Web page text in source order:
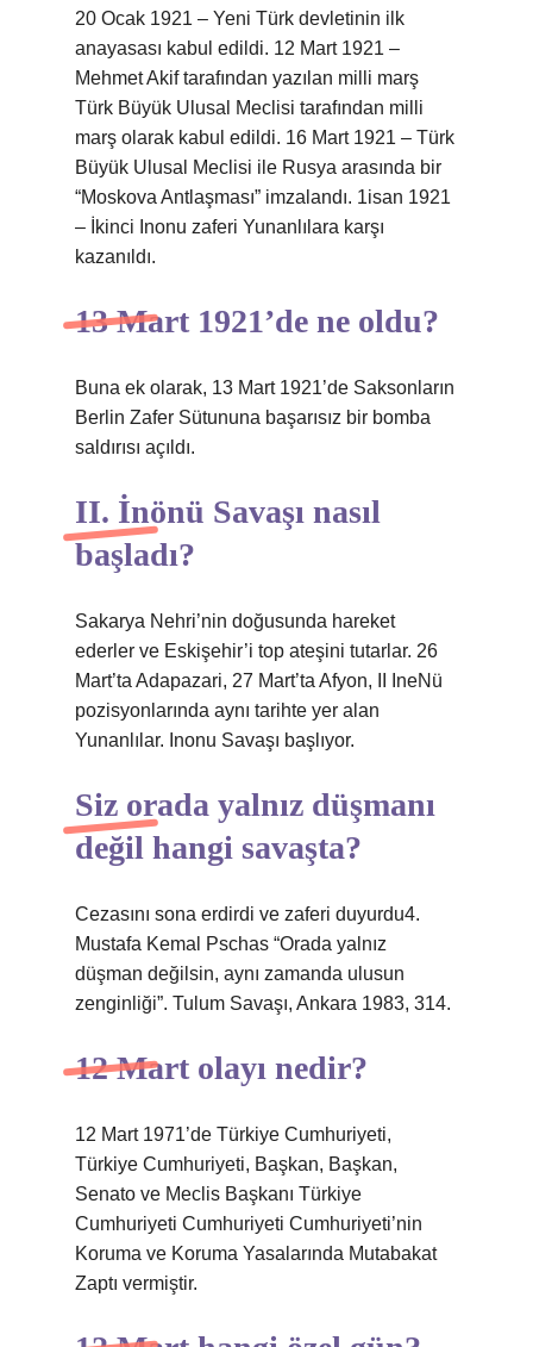
20 Ocak 1921 – Yeni Türk devletinin ilk
anayasası kabul edildi. 12 Mart 1921 –
Mehmet Akif tarafından yazılan milli marş
Türk Büyük Ulusal Meclisi tarafından milli
marş olarak kabul edildi. 16 Mart 1921 – Türk
Büyük Ulusal Meclisi ile Rusya arasında bir
“Moskova Antlaşması” imzalandı. 1isan 1921
– İkinci Inonu zaferi Yunanlılara karşı
kazanıldı.
13 Mart 1921’de ne oldu?
Buna ek olarak, 13 Mart 1921’de Saksonların
Berlin Zafer Sütununa başarısız bir bomba
saldırısı açıldı.
II. İnönü Savaşı nasıl
başladı?
Sakarya Nehri’nin doğusunda hareket
ederler ve Eskişehir’i top ateşini tutarlar. 26
Mart’ta Adapazari, 27 Mart’ta Afyon, II IneNü
pozisyonlarında aynı tarihte yer alan
Yunanlılar. Inonu Savaşı başlıyor.
Siz orada yalnız düşmanı
değil hangi savaşta?
Cezasını sona erdirdi ve zaferi duyurdu4.
Mustafa Kemal Pschas “Orada yalnız
düşman değilsin, aynı zamanda ulusun
zenginliği”. Tulum Savaşı, Ankara 1983, 314.
12 Mart olayı nedir?
12 Mart 1971’de Türkiye Cumhuriyeti,
Türkiye Cumhuriyeti, Başkan, Başkan,
Senato ve Meclis Başkanı Türkiye
Cumhuriyeti Cumhuriyeti Cumhuriyeti’nin
Koruma ve Koruma Yasalarında Mutabakat
Zaptı vermiştir.